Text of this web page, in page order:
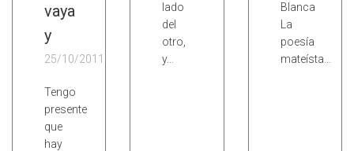
vaya
y
25/10/2011
Tengo
presente
que
hay
lado
del
otro,
y…
Blanca
La
poesía
mateísta…